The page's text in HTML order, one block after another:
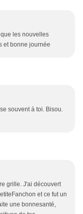
les nouvelles
et bonne journée
souvent à toi. Bisou.
grille. J'ai découvert
et ce fut un
une bonnesanté,